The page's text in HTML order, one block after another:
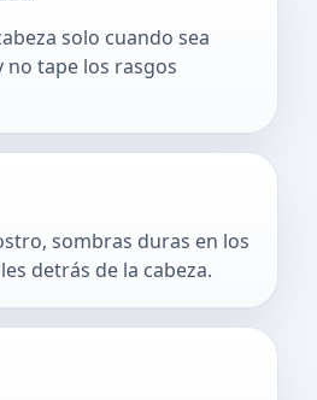
solo cuando sea
no tape los rasgos
sombras duras en los
detrás de la cabeza.